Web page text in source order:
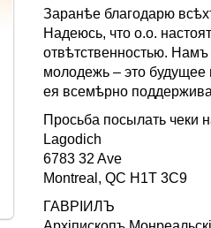
Заранѣе благодарю
Надеюсь, что о.о.
отвѣтственностью.
молодежь – это
ея всемѣрно
Просьба посылать чеки
Lagodich
6783 32 Ave
Montreal, QC H1T 3C9
ГАВРIИЛЪ